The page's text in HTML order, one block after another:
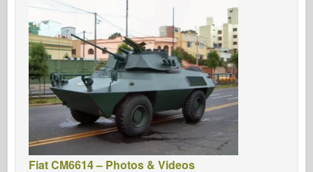
Fiat CM6614 – Photos & Videos